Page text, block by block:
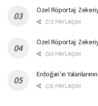
Özel Röportaj:
272 PAYLAŞIM
Özel Röportaj:
269 PAYLAŞIM
Erdoğan’ın
226 PAYLAŞIM